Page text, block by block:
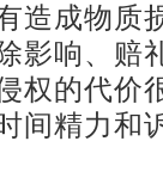
造成物质
影响、赔
权的代价
间精力和